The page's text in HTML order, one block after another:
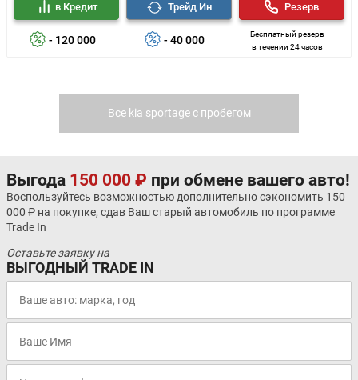
- 120 000
в Кредит
- 40 000
Трейд Ин
Бесплатный резерв
в течении 24 часов
Резерв
Все kia sportage с пробегом
Выгода 150 000 ₽ при обмене вашего авто!
Воспользуйтесь возможностью дополнительно сэкономить 150
000 ₽ на покупке, сдав Ваш старый автомобиль по программе
Trade In
Оставьте заявку на
ВЫГОДНЫЙ TRADE IN